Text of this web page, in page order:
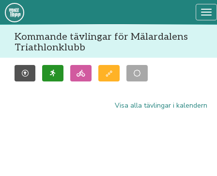
Kommande tävlingar för Mälardalens
Triathlonklubb
Visa alla tävlingar i kalendern